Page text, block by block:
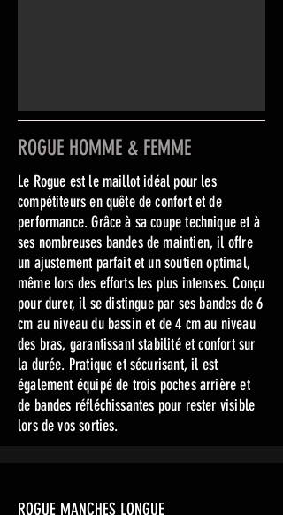
ROGUE HOMME & FEMME
Le Rogue est le maillot idéal pour les
compétiteurs en quête de confort et de
performance. Grâce à sa coupe technique et à
ses nombreuses bandes de maintien, il offre
un ajustement parfait et un soutien optimal,
même lors des efforts les plus intenses. Conçu
pour durer, il se distingue par ses bandes de 6
cm au niveau du bassin et de 4 cm au niveau
des bras, garantissant stabilité et confort sur
la durée. Pratique et sécurisant, il est
également équipé de trois poches arrière et
de bandes réfléchissantes pour rester visible
lors de vos sorties.
ROGUE MANCHES LONGUE